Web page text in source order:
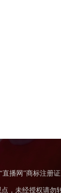
直播网”商标注册
，未经授权请勿